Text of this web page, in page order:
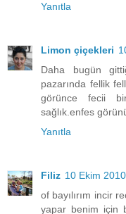
Yanıtla
Limon çiçekleri
Daha bugün
pazarında fellik
görünce fecii
sağlık.enfes
Yanıtla
Filiz 10 Ekim
of bayılırım incir
yapar benim için